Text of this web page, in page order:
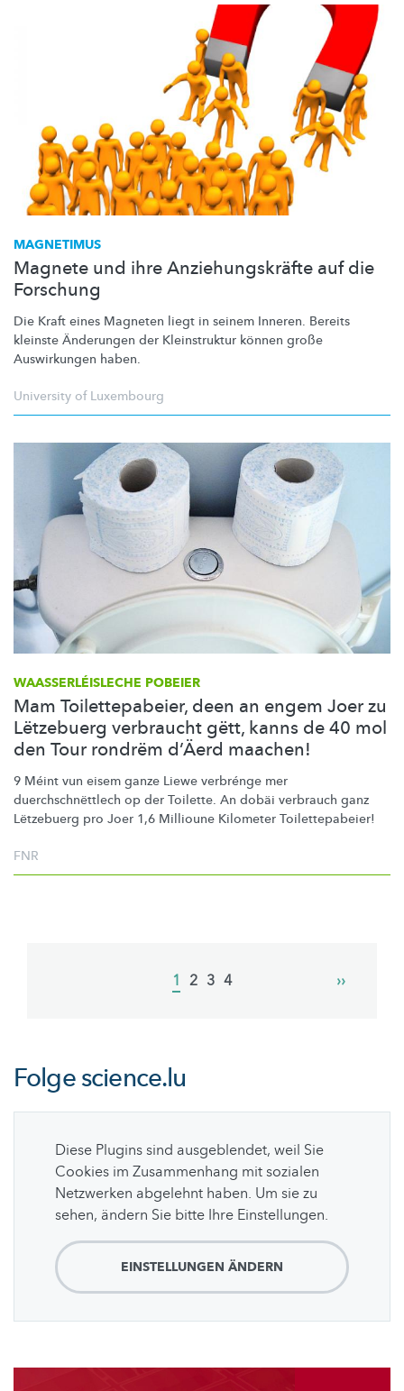
MAGNETIMUS
Magnete und ihre Anziehungskräfte auf die
Forschung
Die Kraft eines Magneten liegt in seinem Inneren. Bereits
kleinste Änderungen der Kleinstruktur können große
Auswirkungen haben.
University of Luxembourg
WAASSERLÉISLECHE POBEIER
Mam Toilettepabeier, deen an engem Joer zu
Lëtzebuerg verbraucht gëtt, kanns de 40 mol
den Tour rondrëm d’Äerd maachen!
9 Méint vun eisem ganze Liewe verbrénge mer
duerchschnëttlech op der Toilette. An dobäi verbrauch ganz
Lëtzebuerg pro Joer 1,6 Millioune Kilometer Toilettepabeier!
FNR
Current
1 Page
2 Page
3 Page
4
Next
››
Folgescience.lu
Diese Plugins sind ausgeblendet, weil Sie
Cookies im Zusammenhang mit sozialen
Netzwerken abgelehnt haben. Um sie zu
sehen, ändern Sie bitte Ihre Einstellungen.
EINSTELLUNGEN ÄNDERN